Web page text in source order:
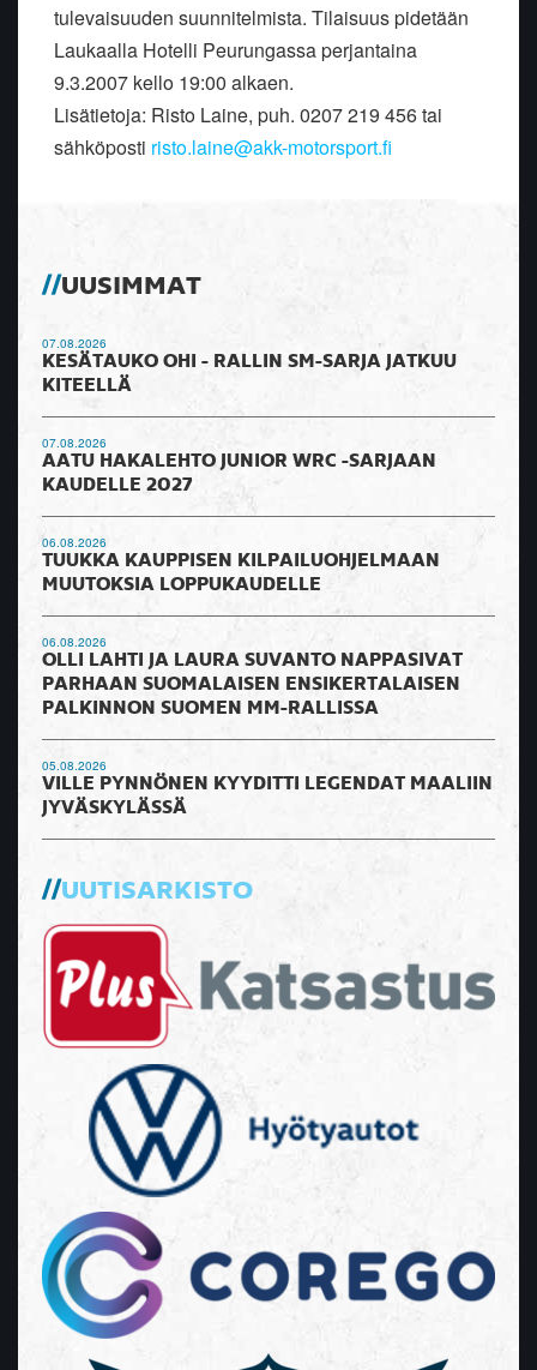
tulevaisuuden suunnitelmista. Tilaisuus pidetään
Laukaalla Hotelli Peurungassa perjantaina
9.3.2007 kello 19:00 alkaen.
Lisätietoja: Risto Laine, puh. 0207 219 456 tai
sähköposti risto.laine@akk-motorsport.fi
UUSIMMAT
07.08.2026
KESÄTAUKO OHI - RALLIN SM-SARJA JATKUU
KITEELLÄ
07.08.2026
AATU HAKALEHTO JUNIOR WRC -SARJAAN
KAUDELLE 2027
06.08.2026
TUUKKA KAUPPISEN KILPAILUOHJELMAAN
MUUTOKSIA LOPPUKAUDELLE
06.08.2026
OLLI LAHTI JA LAURA SUVANTO NAPPASIVAT
PARHAAN SUOMALAISEN ENSIKERTALAISEN
PALKINNON SUOMEN MM-RALLISSA
05.08.2026
VILLE PYNNÖNEN KYYDITTI LEGENDAT MAALIIN
JYVÄSKYLÄSSÄ
UUTISARKISTO